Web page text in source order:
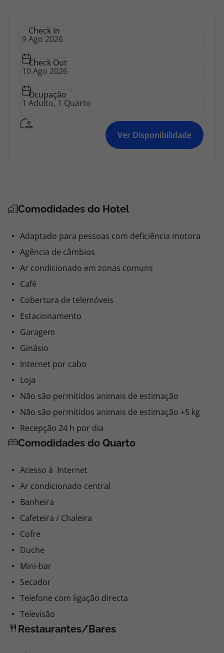
Check In
Check Out
Ocupação
Ver Disponibilidade
Comodidades do Hotel
Adaptado para pessoas com deficiência motora
Agência de câmbios
Ar condicionado em zonas comuns
Café
Cobertura de telemóveis
Estacionamento
Garagem
Ginásio
Internet por cabo
Loja
Não são permitidos animais de estimação
Não são permitidos animais de estimação +5 kg
Recepção 24 h por dia
Comodidades do Quarto
Acesso à Internet
Ar condicionado central
Banheira
Cafeteira / Chaleira
Cofre
Duche
Mini-bar
Secador
Telefone com ligação directa
Televisão
Restaurantes/Bares